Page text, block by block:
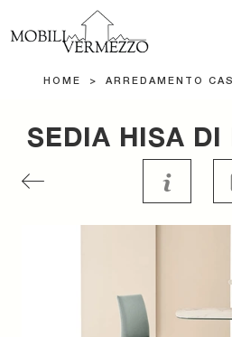
HOME > ARREDAMENTO
SEDIA HISA DI